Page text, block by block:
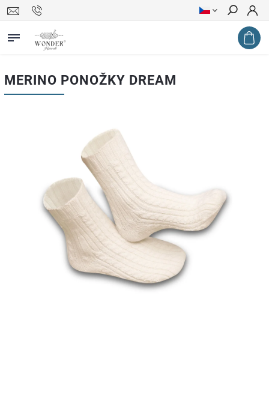
Hledat
MERINO PONOŽKY DREAM